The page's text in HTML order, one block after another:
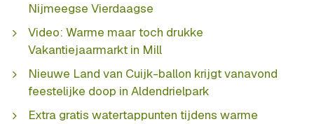
Nijmeegse Vierdaagse
Video: Warme maar toch drukke
Vakantiejaarmarkt in Mill
Nieuwe Land van Cuijk-ballon krijgt vanavond
feestelijke doop in Aldendrielpark
Extra gratis watertappunten tijdens warme